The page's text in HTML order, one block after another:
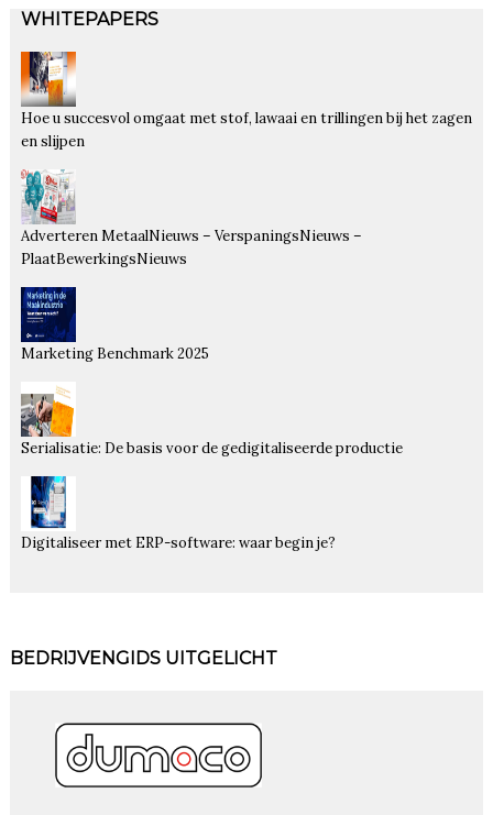
WHITEPAPERS
Hoe u succesvol omgaat met stof, lawaai en trillingen bij het zagen
en slijpen
Adverteren MetaalNieuws – VerspaningsNieuws –
PlaatBewerkingsNieuws
Marketing Benchmark 2025
Serialisatie: De basis voor de gedigitaliseerde productie
Digitaliseer met ERP-software: waar begin je?
BEDRIJVENGIDS UITGELICHT